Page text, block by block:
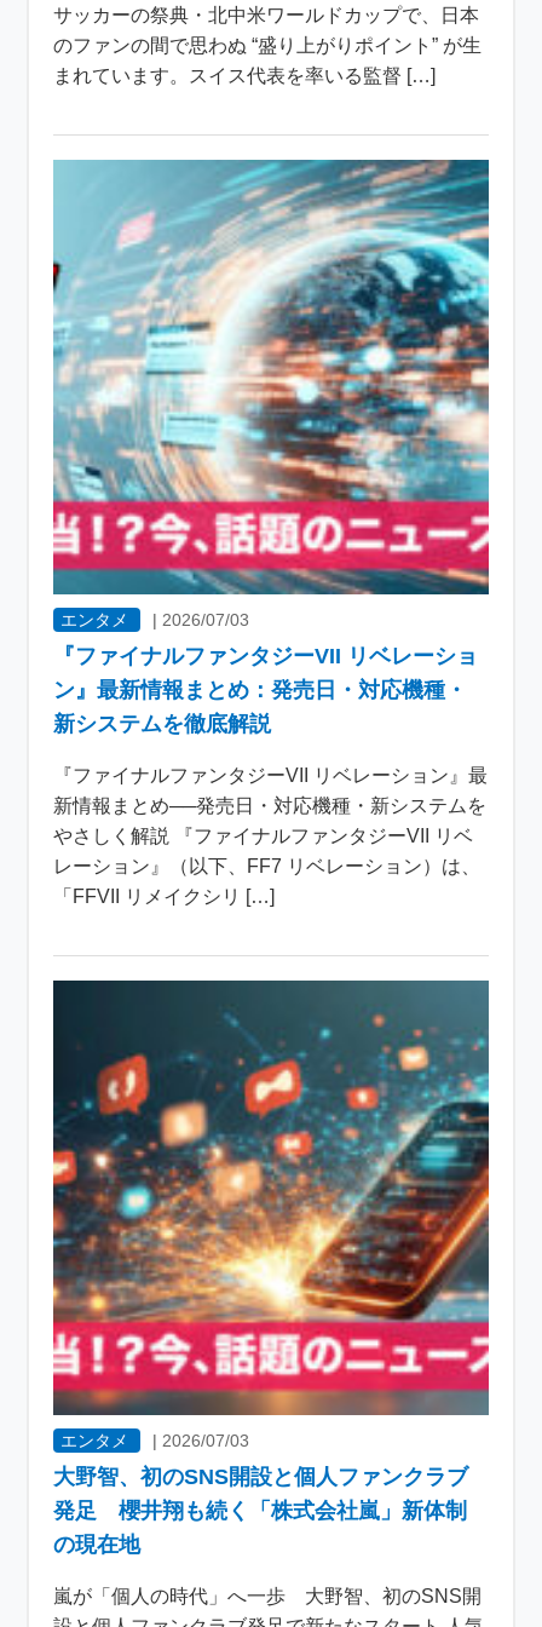
サッカーの祭典・北中米ワールドカップで、日本
のファンの間で思わぬ “盛り上がりポイント” が生
まれています。スイス代表を率いる監督 […]
エンタメ |2026/07/03
『ファイナルファンタジーVII リベレーショ
ン』最新情報まとめ：発売日・対応機種・
新システムを徹底解説
『ファイナルファンタジーVII リベレーション』最
新情報まとめ──発売日・対応機種・新システムを
やさしく解説 『ファイナルファンタジーVII リベ
レーション』（以下、FF7 リベレーション）は、
「FFVII リメイクシリ […]
エンタメ |2026/07/03
大野智、初のSNS開設と個人ファンクラブ
発足 櫻井翔も続く「株式会社嵐」新体制
の現在地
嵐が「個人の時代」へ一歩 大野智、初のSNS開